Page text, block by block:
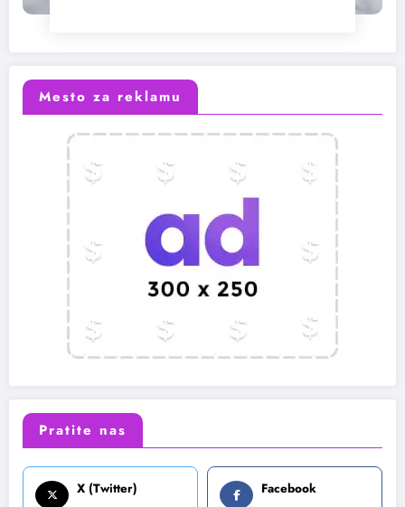
Mesto za reklamu
Pratite nas
X (Twitter) Facebook